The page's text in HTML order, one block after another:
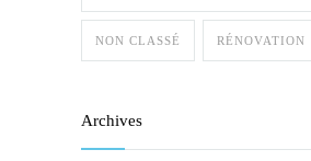
NON CLASSÉ RÉNOVATION
Archives